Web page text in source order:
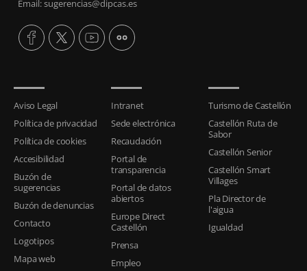
Email: sugerencias@dipcas.es
Aviso Legal
Política de privacidad
Política de cookies
Accesibilidad
Buzón de
sugerencias
Buzón de denuncias
Contacto
Logotipos
Mapa web
Intranet
Sede electrónica
Recaudación
Portal de
transparencia
Portal de datos
abiertos
Europe Direct
Castellón
Prensa
Empleo
Turismo de Castellón
Castellón Ruta de
Sabor
Castellón Senior
Castellón Smart
Villages
Pla Director de
l'aigua
Igualdad